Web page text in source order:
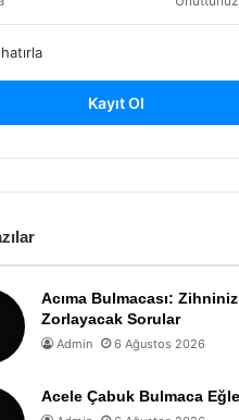
Kayıt Ol
Acıma Bulmacası:
Zorlayacak Sorular
Admin 6 Ağustos 2026
Acele Çabuk Bulmaca